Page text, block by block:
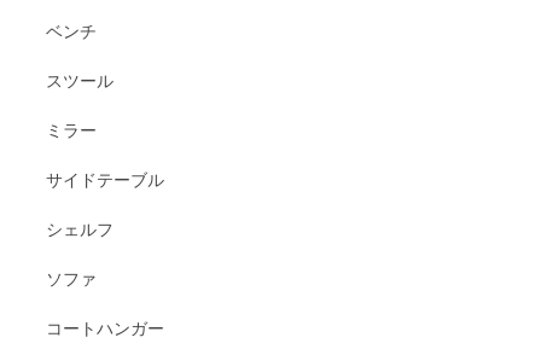
ベンチ
スツール
ミラー
サイドテーブル
シェルフ
ソファ
コートハンガー